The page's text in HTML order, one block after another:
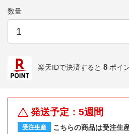
数量
楽天IDで決済すると 8 ポイ
発送予定：5週間
受注生産
こちらの商品は受注生